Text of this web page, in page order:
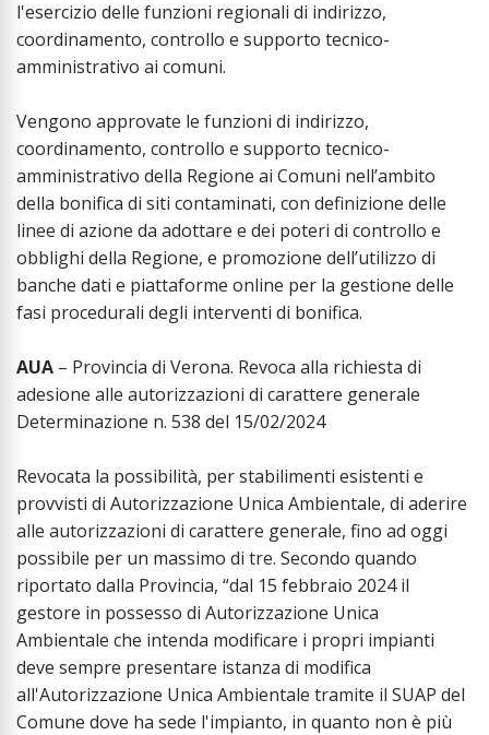
l'esercizio delle funzioni regionali di indirizzo,
coordinamento, controllo e supporto tecnico-
amministrativo ai comuni.
Vengono approvate le funzioni di indirizzo,
coordinamento, controllo e supporto tecnico-
amministrativo della Regione ai Comuni nell’ambito
della bonifica di siti contaminati, con definizione delle
linee di azione da adottare e dei poteri di controllo e
obblighi della Regione, e promozione dell’utilizzo di
banche dati e piattaforme online per la gestione delle
fasi procedurali degli interventi di bonifica.
AUA – Provincia di Verona. Revoca alla richiesta di
adesione alle autorizzazioni di carattere generale
Determinazione n. 538 del 15/02/2024
Revocata la possibilità, per stabilimenti esistenti e
provvisti di Autorizzazione Unica Ambientale, di aderire
alle autorizzazioni di carattere generale, fino ad oggi
possibile per un massimo di tre. Secondo quando
riportato dalla Provincia, “dal 15 febbraio 2024 il
gestore in possesso di Autorizzazione Unica
Ambientale che intenda modificare i propri impianti
deve sempre presentare istanza di modifica
all'Autorizzazione Unica Ambientale tramite il SUAP del
Comune dove ha sede l'impianto, in quanto non è più